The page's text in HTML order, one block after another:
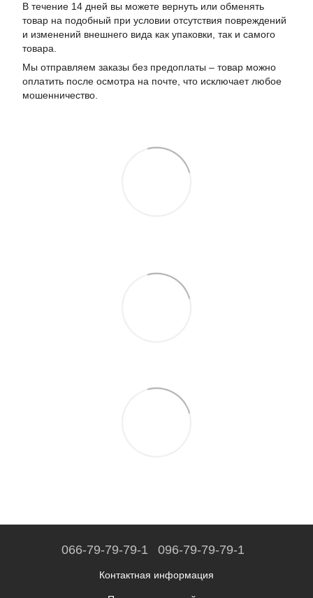
В течение 14 дней вы можете вернуть или обменять
товар на подобный при условии отсутствия повреждений
и изменений внешнего вида как упаковки, так и самого
товара.
Мы отправляем заказы без предоплаты – товар можно
оплатить после осмотра на почте, что исключает любое
мошенничество.
066-79-79-79-1 096-79-79-79-1
Контактная информация